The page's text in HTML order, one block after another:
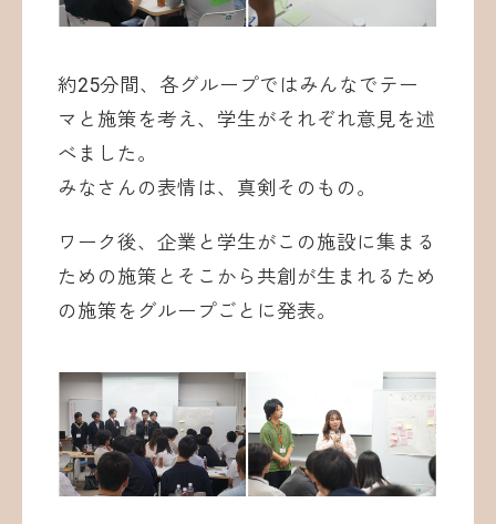
約25分間、各グループではみんなでテー
マと施策を考え、学生がそれぞれ意見を述
べました。
みなさんの表情は、真剣そのもの。
ワーク後、企業と学生がこの施設に集まる
ための施策とそこから共創が生まれるため
の施策をグループごとに発表。